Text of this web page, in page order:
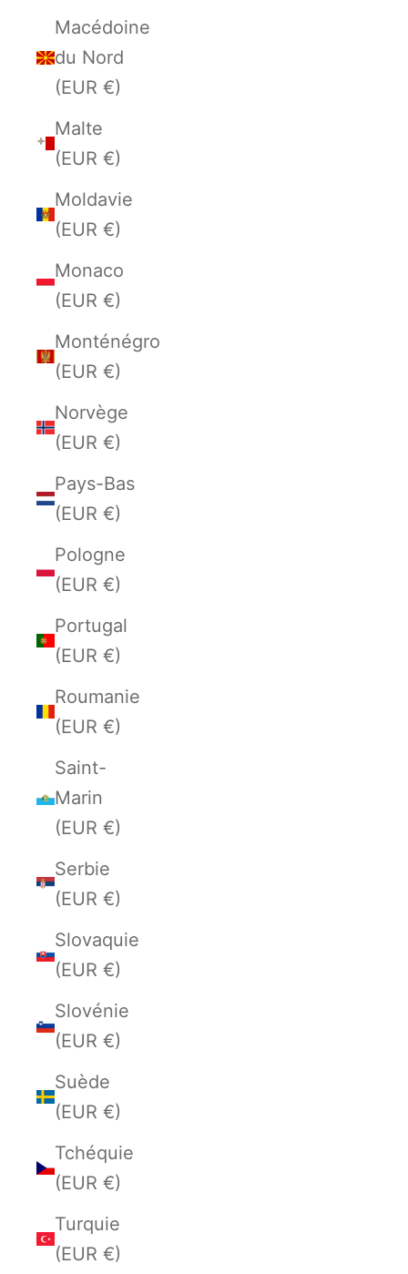
Macédoine
du Nord
(EUR €)
Malte
(EUR €)
Moldavie
(EUR €)
Monaco
(EUR €)
Monténégro
(EUR €)
Norvège
(EUR €)
Pays-Bas
(EUR €)
Pologne
(EUR €)
Portugal
(EUR €)
Roumanie
(EUR €)
Saint-
Marin
(EUR €)
Serbie
(EUR €)
Slovaquie
(EUR €)
Slovénie
(EUR €)
Suède
(EUR €)
Tchéquie
(EUR €)
Turquie
(EUR €)